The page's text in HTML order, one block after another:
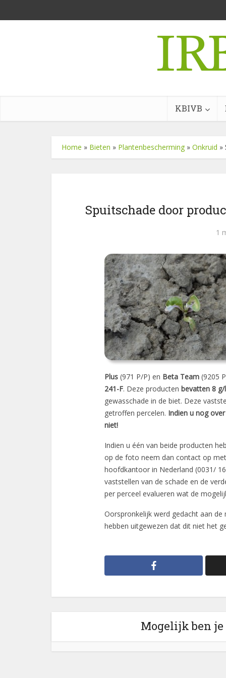
KBIVB
Home » Bieten » Plantenbescherming » Onkruid »
Spuitschade door
1
Plus (971 P/P) en Beta Team (9205
241-F. Deze producten bevatten 8
gewasschade in de biet. Deze
getroffen percelen. Indien u nog
niet!
Indien u één van beide producten
op de foto neem dan contact op
hoofdkantoor in Nederland (0031/
vaststellen van de schade en de
per perceel evalueren wat de
Oorspronkelijk werd gedacht aan de
hebben uitgewezen dat dit niet het
Mogelijk ben